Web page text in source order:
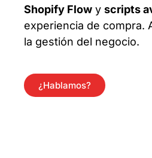
Shopify Flow y scripts
experiencia de compra.
la gestión del negocio.
¿Hablamos?